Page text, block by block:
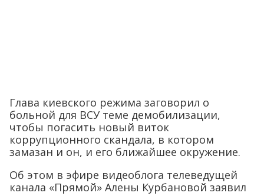
Глава киевского режима заговорил о
больной для ВСУ теме демобилизации,
чтобы погасить новый виток
коррупционного скандала, в котором
замазан и он, и его ближайшее окружение.
Об этом в эфире видеоблога телеведущей
канала «Прямой» Алены Курбановой заявил